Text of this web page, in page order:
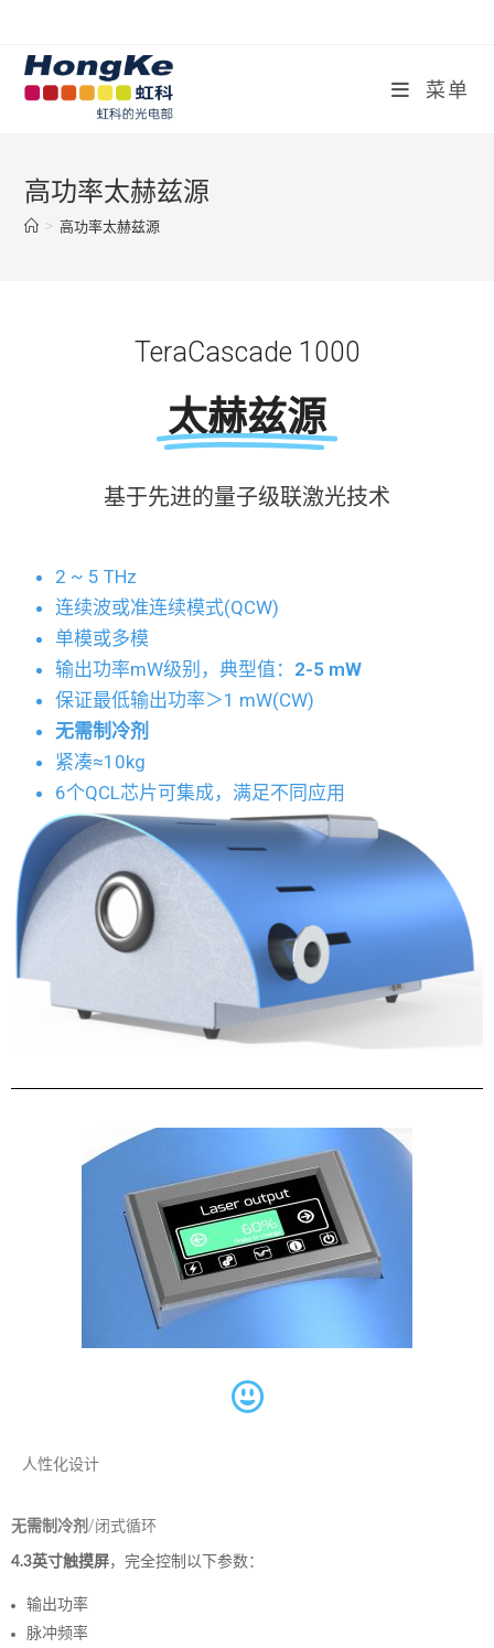
菜单
高功率太赫兹源
> 高功率太赫兹源
TeraCascade 1000
太赫兹源
基于先进的量子级联激光技术
2 ~ 5 THz
连续波或准连续模式(QCW)
单模或多模
输出功率mW级别，典型值： 2-5 mW
保证最低输出功率＞1 mW(CW)
无需制冷剂
紧凑≈10kg
6个QCL芯片可集成，满足不同应用
人性化设计
无需制冷剂 /闭式循环
4.3英寸触摸屏，完全控制以下参数：
输出功率
脉冲频率